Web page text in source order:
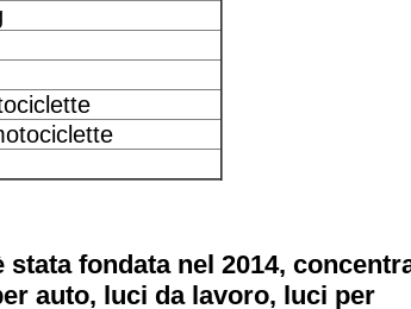
stata fondata nel 2014,
auto, luci da lavoro, luci per